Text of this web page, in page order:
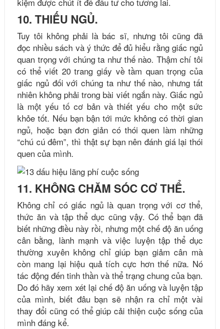
10. THIẾU NGỦ.
Tuy tôi không phải là bác sĩ, nhưng tôi cũng đã
đọc nhiều sách và ý thức để đủ hiểu rằng giấc ngủ
quan trọng với chúng ta như thế nào. Thậm chí tôi
có thể viết 20 trang giấy về tầm quan trọng của
giấc ngủ đối với chúng ta như thế nào, nhưng tất
nhiên không phải trong bài viết ngắn này. Giấc ngủ
là một yếu tố cơ bản và thiết yếu cho một sức
khỏe tốt. Nếu bạn bận tới mức không có thời gian
ngủ, hoặc bạn đơn giản có thói quen làm những
“chú cú đêm”, thì thật sự bạn nên đánh giá lại thói
quen của mình.
11. KHÔNG CHĂM SÓC CƠ THỂ.
Không chỉ có giấc ngủ là quan trọng với cơ thể,
thức ăn và tập thể dục cũng vậy. Có thể bạn đã
biết những điều này rồi, nhưng một chế độ ăn uống
cân bằng, lành mạnh và việc luyện tập thể dục
thường xuyên không chỉ giúp bạn giảm cân mà
còn mang lại hiệu quả tích cực hơn thế nữa. Nó
tác động đến tinh thần và thể trạng chung của bạn.
Do đó hãy xem xét lại chế độ ăn uống và luyện tập
của mình, biết đâu bạn sẽ nhận ra chỉ một vài
thay đổi cũng có thể giúp cải thiện cuộc sống của
mình đáng kể.